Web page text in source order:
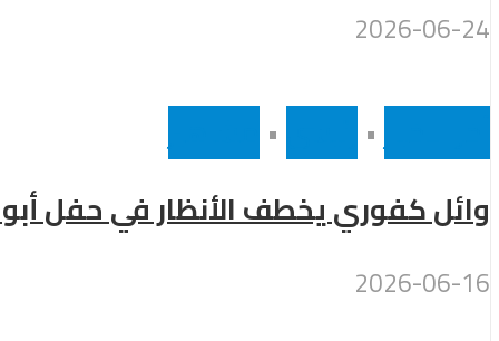
2026-06-24
•
•
وائل كفوري يخطف الأنظار في حفل
2026-06-16